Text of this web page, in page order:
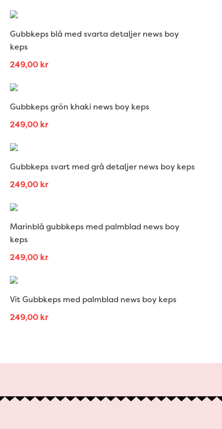
Gubbkeps blå med svarta detaljer news boy
keps
249,00 kr
Gubbkeps grön khaki news boy keps
249,00 kr
Gubbkeps svart med grå detaljer news boy keps
249,00 kr
Marinblå gubbkeps med palmblad news boy
keps
249,00 kr
Vit Gubbkeps med palmblad news boy keps
249,00 kr